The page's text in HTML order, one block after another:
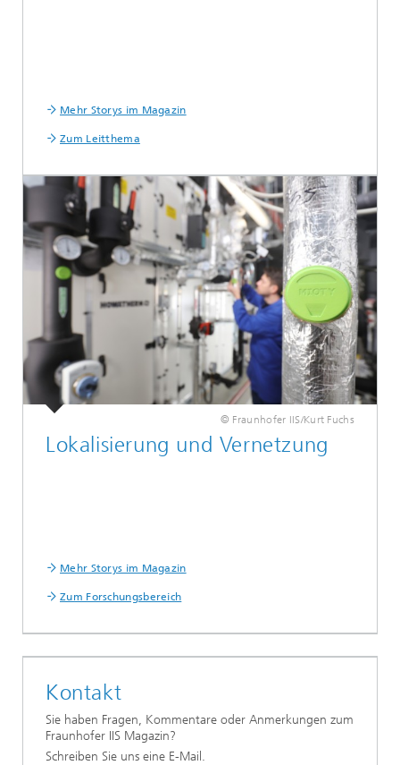
Mehr Storys im Magazin
Zum Leitthema
© Fraunhofer IIS/Kurt Fuchs
Lokalisierung und Vernetzung
Mehr Storys im Magazin
Zum Forschungsbereich
Kontakt
Sie haben Fragen, Kommentare oder Anmerkungen zum
Fraunhofer IIS Magazin?
Schreiben Sie uns eine E-Mail.